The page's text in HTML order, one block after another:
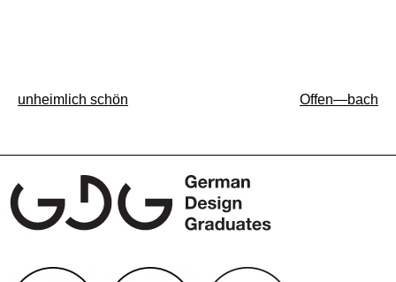
Beitragsnavigation
unheimlich schön Offen—bach